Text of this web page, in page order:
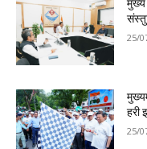
मुख्य
25/
हरी
25/